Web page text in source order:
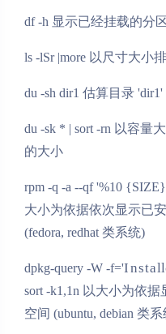
df -h 显示已经挂载的分
ls -lSr |more 以尺寸大小
du -sh dir1 估算目录
du -sk * | sort -rn 以容量
的大小
rpm -q -a --qf '%10
大小为依据依次显示已
(fedora, redhat 类系统)
dpkg-query -W -f='I a le
sort -k1,1n 以大小为依
空间 (ubuntu, debian 类